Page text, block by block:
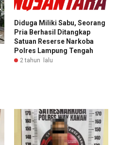
Diduga Miliki Sabu, Seorang
Pria Berhasil Ditangkap
Satuan Reserse Narkoba
Polres Lampung Tengah
2 tahun lalu